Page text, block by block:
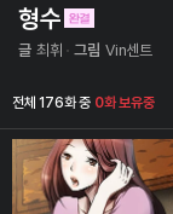
형수
글 최휘 그림 Vin센트
전체 176화 중 0화 보유중